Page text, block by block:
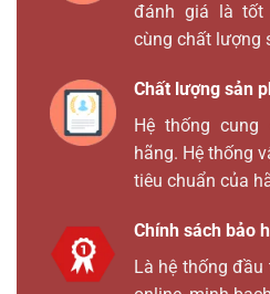
đánh giá là tốt
cùng chất lượng
Chất lượng sản
Hệ thống
hãng. Hệ thống
tiêu chuẩn của
Chính sách bảo
Là hệ thống